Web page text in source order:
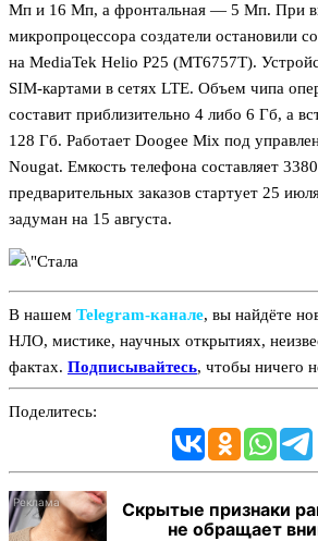
Мп и 16 Мп, а фронтальная — 5 Мп. При
микропроцессора создатели остановили
на MediaTek Helio P25 (MT6757T).
SIM-картами в сетях LTE. Объем чипа
составит приблизительно 4 либо 6 Гб, а
128 Гб. Работает Doogee Mix под
Nougat. Емкость телефона составляет
предварительных заказов стартует 25
задуман на 15 августа.
В нашем Telegram‑канале, вы найдёте
НЛО, мистике, научных открытиях,
фактах. Подписывайтесь, чтобы ничего
Поделитесь:
Скрытые признаки
не обращает